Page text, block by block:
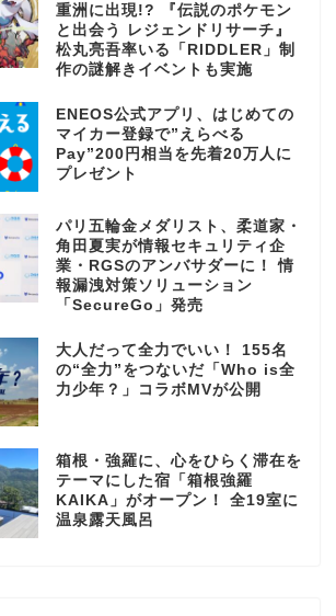
重洲に出現!? 『伝説のポケモン
と出会う レジェンドリサーチ』
松丸亮吾率いる「RIDDLER」制
作の謎解きイベントも実施
ENEOS公式アプリ、はじめての
マイカー登録で”えらべる
Pay”200円相当を先着20万人に
プレゼント
パリ五輪金メダリスト、柔道家・
角田夏実が情報セキュリティ企
業・RGSのアンバサダーに！ 情
報漏洩対策ソリューション
「SecureGo」発売
大人だって全力でいい！ 155名
の“全力”をつないだ「Who is全
力少年？」コラボMVが公開
箱根・強羅に、心をひらく滞在を
テーマにした宿「箱根強羅
KAIKA」がオープン！ 全19室に
温泉露天風呂